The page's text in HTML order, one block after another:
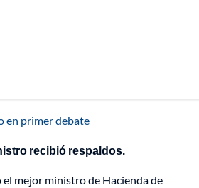
en primer debate
recibió respaldos.
el mejor ministro de Hacienda de